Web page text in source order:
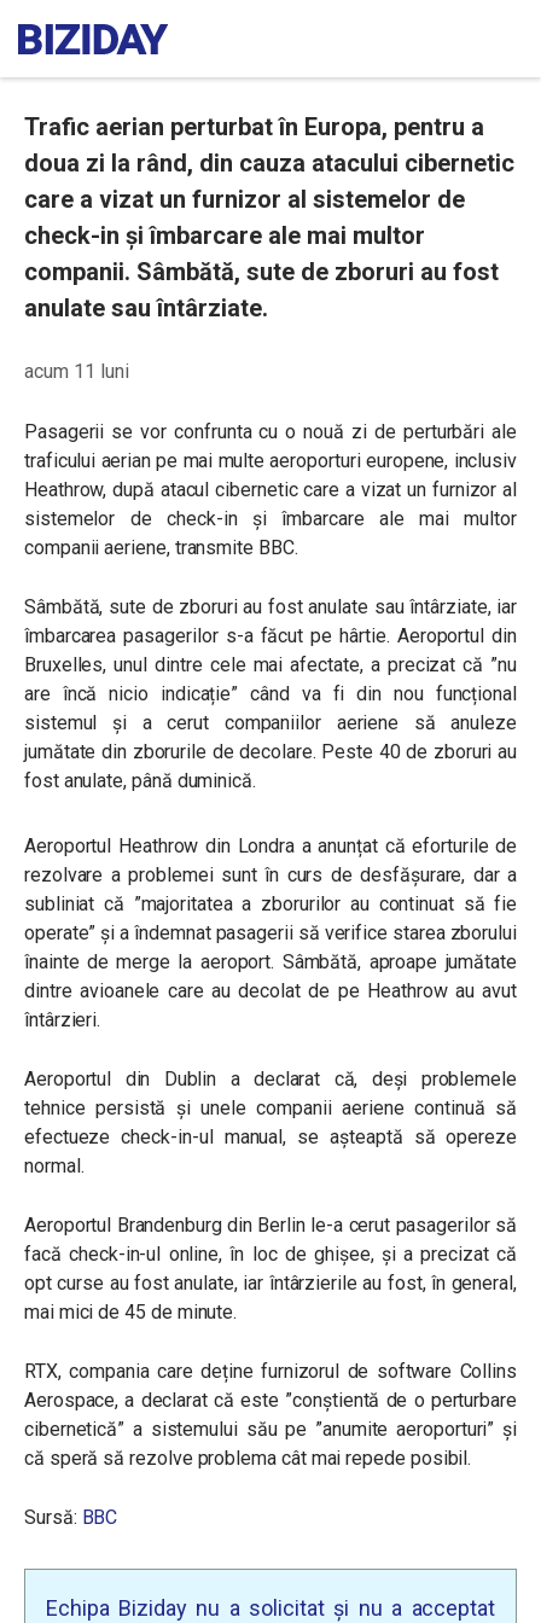
Trafic aerian perturbat în Europa, pentru a
doua zi la rând, din cauza atacului cibernetic
care a vizat un furnizor al sistemelor de
check-in și îmbarcare ale mai multor
companii. Sâmbătă, sute de zboruri au fost
anulate sau întârziate.
acum 11 luni
Pasagerii se vor confrunta cu o nouă zi de perturbări ale
traficului aerian pe mai multe aeroporturi europene, inclusiv
Heathrow, după atacul cibernetic care a vizat un furnizor al
sistemelor de check-in și îmbarcare ale mai multor
companii aeriene, transmite BBC.
Sâmbătă, sute de zboruri au fost anulate sau întârziate, iar
îmbarcarea pasagerilor s-a făcut pe hârtie. Aeroportul din
Bruxelles, unul dintre cele mai afectate, a precizat că ”nu
are încă nicio indicație” când va fi din nou funcțional
sistemul și a cerut companiilor aeriene să anuleze
jumătate din zborurile de decolare. Peste 40 de zboruri au
fost anulate, până duminică.
Aeroportul Heathrow din Londra a anunțat că eforturile de
rezolvare a problemei sunt în curs de desfășurare, dar a
subliniat că ”majoritatea a zborurilor au continuat să fie
operate” și a îndemnat pasagerii să verifice starea zborului
înainte de merge la aeroport. Sâmbătă, aproape jumătate
dintre avioanele care au decolat de pe Heathrow au avut
întârzieri.
Aeroportul din Dublin a declarat că, deși problemele
tehnice persistă și unele companii aeriene continuă să
efectueze check-in-ul manual, se așteaptă să opereze
normal.
Aeroportul Brandenburg din Berlin le-a cerut pasagerilor să
facă check-in-ul online, în loc de ghișee, și a precizat că
opt curse au fost anulate, iar întârzierile au fost, în general,
mai mici de 45 de minute.
RTX, compania care deține furnizorul de software Collins
Aerospace, a declarat că este ”conștientă de o perturbare
cibernetică” a sistemului său pe ”anumite aeroporturi” și
că speră să rezolve problema cât mai repede posibil.
Sursă: BBC
Echipa Biziday nu a solicitat și nu a acceptat